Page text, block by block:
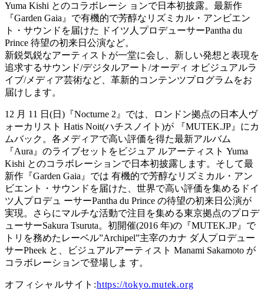
Yuma Kishi とのコラボレーシ ョンで日本初披露。最新作
『Garden Gaia』で有機的で芳醇なリズミカル・アンビエン
ト・サウンドを届けた ドイツ人プロデューサーPantha du
Prince 待望の初来日公演など。
新鋭気鋭なアーティストが一堂に会し、新しい発想と表現を
追求するサウンド/デジタルアート/オーディ オビジュアルラ
イブ/メディア芸術など、革新的コンテンツプログラムをお
届けします。
12 月 11 日(日)『Nocturne 2』では、ロンドン拠点の日本人ヴ
ォーカリスト Hatis Noit(ハチスノイト)が 『MUTEK.JP』にカ
ムバック。各メディアで高い評価を得た最新アルバム
『Aura』のライブセットをビジュア ルアーティスト Yuma
Kishi とのコラボレーションで日本初披露します。そして最
新作『Garden Gaia』では 有機的で芳醇なリズミカル・アン
ビエント・サウンドを届けた、世界で高い評価を集めるドイ
ツ人プロデュ ーサーPantha du Prince の待望の初来日公演が
実現。さらにマルチな活動で注目を集める東京拠点のプロデ
ューサーSakura Tsuruta。初開催(2016 年)の『MUTEK.JP』で
トリを務めたレーベル”Archipel”主宰のカナ ダ人プロデュー
サーPheek と、ビジュアルアーティスト Manami Sakamoto が
コラボレーションで登場しま す。
オフィシャルサイト:https://tokyo.mutek.org